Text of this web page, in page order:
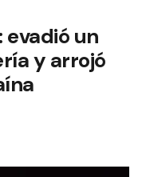
evadió un
y arrojó